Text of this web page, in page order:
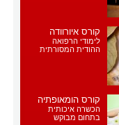
קורס איורוודה
לימודי הרפואה
ההודית המסורתית
קורס הומאופתיה
הכשרה איכותית
בתחום מבוקש